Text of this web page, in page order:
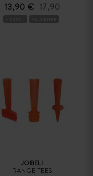
13,90 € 17,90
JOBELI
RANGE TEES